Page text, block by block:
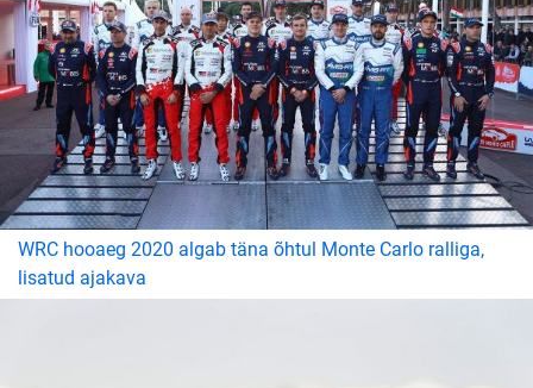
WRC hooaeg 2020 algab täna õhtul Monte Carlo ralliga,
lisatud ajakava